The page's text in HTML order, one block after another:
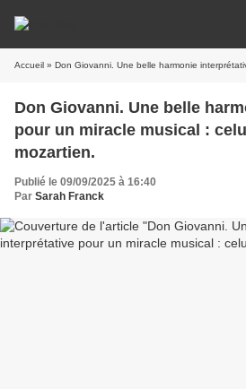
Accueil » Don Giovanni. Une belle harmonie interprétative pour un
Don Giovanni. Une belle
pour un miracle musical :
mozartien.
Publié le 09/09/2025 à 16:40
Par Sarah Franck